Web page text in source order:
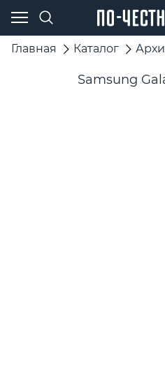
Главная Каталог
Samsung